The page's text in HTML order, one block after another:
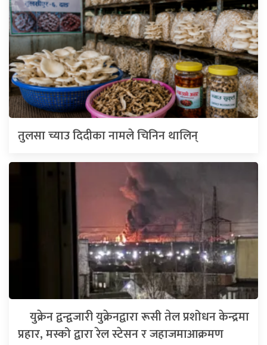
तुलसा च्याउ दिदीका नामले चिनिन थालिन्
युक्रेन द्वन्द्वजारी युक्रेनद्वारा रूसी तेल प्रशोधन केन्द्रमा
प्रहार, मस्को द्वारा रेल स्टेसन र जहाजमाआक्रमण